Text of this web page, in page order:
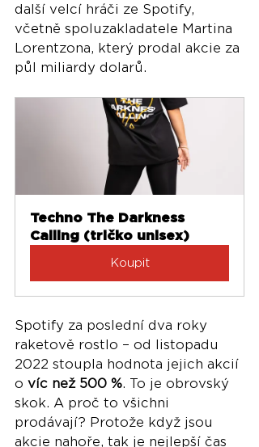
další velcí hráči ze Spotify,
včetně spoluzakladatele Martina
Lorentzona, který prodal akcie za
půl miliardy dolarů.
Techno The Darkness
Calling (tričko unisex)
Koupit
Spotify za poslední dva roky
raketově rostlo – od listopadu
2022 stoupla hodnota jejich akcií
o víc než 500 %. To je obrovský
skok. A proč to všichni
prodávají? Protože když jsou
akcie nahoře, tak je nejlepší čas